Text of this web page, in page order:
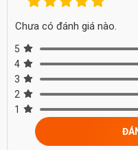
Chưa có đánh giá nào.
5
4
3
2
1